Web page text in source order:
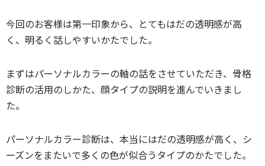
今回のお客様は第一印象から、とてもはだの透明感が高
く、明るく話しやすいかたでした。
まずはパーソナルカラーの軸の話をさせていただき、骨格
診断の活用のしかた、顔タイプの説明を進んでいきまし
た。
パーソナルカラー診断は、本当にはだの透明感が高く、シ
ーズンをまたいで多くの色が似合うタイプのかたでした。